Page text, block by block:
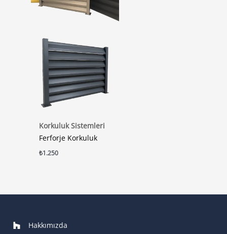
Korkuluk Sistemleri
Ferforje Korkuluk
₺1.250
Hakkımızda